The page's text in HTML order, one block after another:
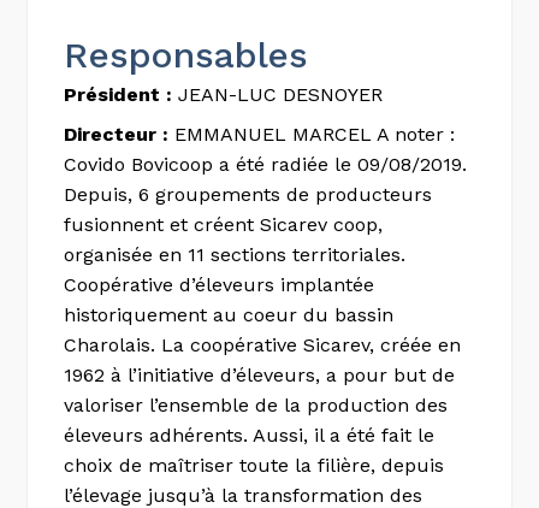
Responsables
Président : JEAN-LUC DESNOYER
Directeur : EMMANUEL MARCEL A noter :
Covido Bovicoop a été radiée le 09/08/2019.
Depuis, 6 groupements de producteurs
fusionnent et créent Sicarev coop,
organisée en 11 sections territoriales.
Coopérative d’éleveurs implantée
historiquement au coeur du bassin
Charolais. La coopérative Sicarev, créée en
1962 à l’initiative d’éleveurs, a pour but de
valoriser l’ensemble de la production des
éleveurs adhérents. Aussi, il a été fait le
choix de maîtriser toute la filière, depuis
l’élevage jusqu’à la transformation des